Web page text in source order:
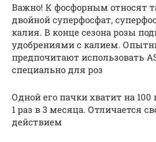
Важно! К фосфорным относят
двойной суперфосфат,
калия. В конце сезона розы
удобрениями с калием.
предпочитают использовать
специально для роз
Одной его пачки хватит на 100
1 раз в 3 месяца. Отличается
действием